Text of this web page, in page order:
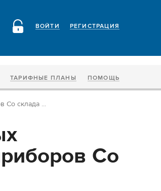
РЕГИСТРАЦИЯ
ВОЙТИ
ТАРИФНЫЕ ПЛАНЫ ПОМОЩЬ
Со склада ...
Со